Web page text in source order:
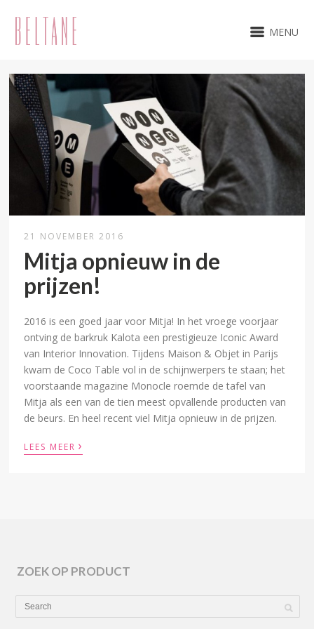
MENU
21 NOVEMBER 2016
Mitja opnieuw in de
prijzen!
2016 is een goed jaar voor Mitja! In het vroege voorjaar
ontving de barkruk Kalota een prestigieuze Iconic Award
van Interior Innovation. Tijdens Maison & Objet in Parijs
kwam de Coco Table vol in de schijnwerpers te staan; het
voorstaande magazine Monocle roemde de tafel van
Mitja als een van de tien meest opvallende producten van
de beurs. En heel recent viel Mitja opnieuw in de prijzen.
LEES MEER ›
ZOEK OP PRODUCT